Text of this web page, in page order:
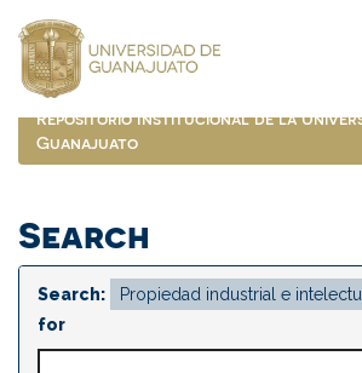
navigation
Repositorio Institucional de la
Guanajuato
Search
Search:
for